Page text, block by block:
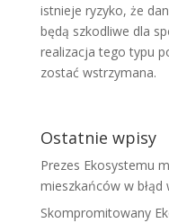
istnieje ryzyko, że
będą szkodliwe dla
realizacja tego typu
zostać wstrzymana.
Ostatnie wpisy
Prezes Ekosystemu
mieszkańców w błąd
Skompromitowany